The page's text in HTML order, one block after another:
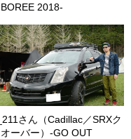
2018-
さん（Cadillac／SRXク
ーバー）-GO OUT